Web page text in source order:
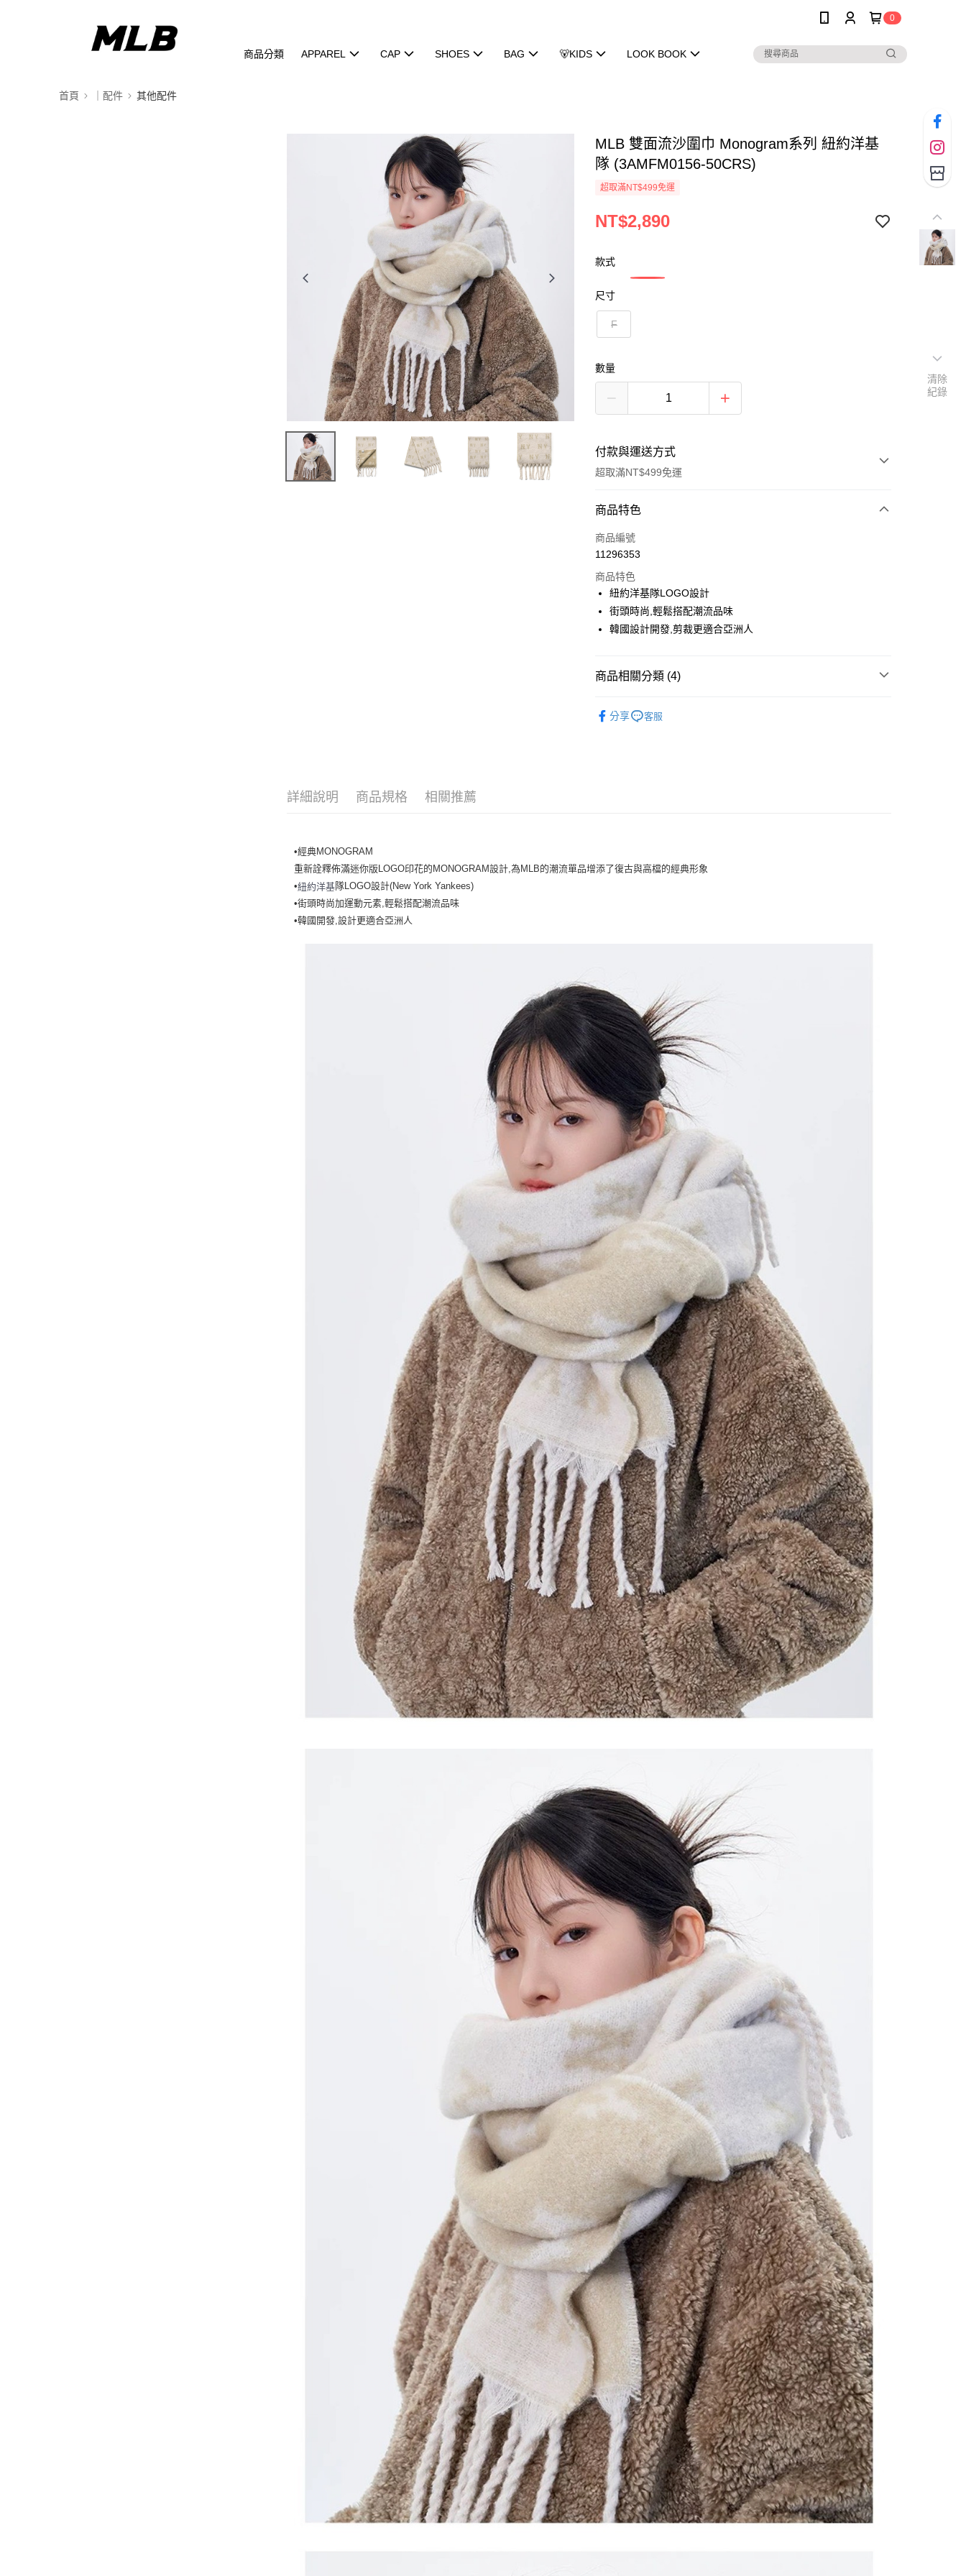
0
商品分類 APPAREL CAP SHOES BAG 🐻KIDS LOOK BOOK
首頁 ｜配件 其他配件
MLB 雙面流沙圍巾 Monogram系列 紐約洋基
隊 (3AMFM0156-50CRS)
超取滿NT$499免運
NT$2,890
款式
尺寸
F
數量
付款與運送方式
超取滿NT$499免運
付款方式
信用卡一次付款
LINE Pay
Apple Pay
悠遊付
運送方式
商品特色
商品編號
11296353
商品特色
紐約洋基隊LOGO設計
街頭時尚,輕鬆搭配潮流品味
韓國設計開發,剪裁更適合亞洲人
商品相關分類 (4)
分享 客服
詳細說明 商品規格 相關推薦
•經典MONOGRAM
重新詮釋佈滿迷你版LOGO印花的MONOGRAM設計,為MLB的潮流單品增添了復古與高檔的經典形象
•紐約洋基隊LOGO設計(New York Yankees)
•街頭時尚加運動元素,輕鬆搭配潮流品味
•韓國開發,設計更適合亞洲人
清除
紀錄